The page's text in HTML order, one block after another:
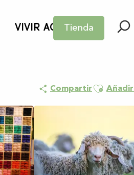
Tienda
VIVIR AQUÍ
Compartir Ajouter